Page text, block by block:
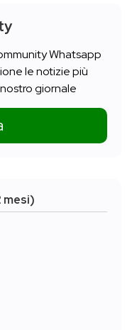
Whatsapp
le notizie più
giornale
mesi)